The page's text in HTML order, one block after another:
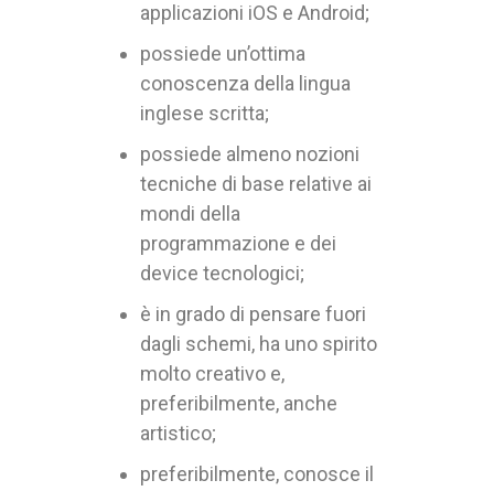
applicazioni iOS e Android;
possiede un’ottima
conoscenza della lingua
inglese scritta;
possiede almeno nozioni
tecniche di base relative ai
mondi della
programmazione e dei
device tecnologici;
è in grado di pensare fuori
dagli schemi, ha uno spirito
molto creativo e,
preferibilmente, anche
artistico;
preferibilmente, conosce il